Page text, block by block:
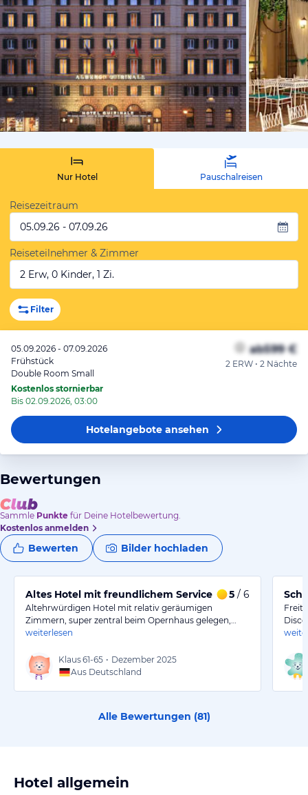
von
Nur Hotel Pauschalreisen
Reisezeitraum
05.09.26 - 07.09.26
Reiseteilnehmer & Zimmer
2 Erw, 0 Kinder, 1 Zi.
Filter
05.09.2026 - 07.09.2026
Frühstück
Double Room Small
Kostenlos stornierbar
Bis 02.09.2026, 03:00
ab599 €
2 ERW • 2 Nächte
Hotelangeboteansehen
Bewertungen
Sammle Punkte für Deine Hotelbewertung.
Kostenlos anmelden
Bewerten Bilder hochladen
Altes Hotel mit freundlichem Service und gutem
5 / 6
Altehrwürdigen Hotel mit relativ geräumigen
Zimmern, super zentral beim Opernhaus gelegen,…
weiterlesen
Klaus61-65 • Dezember 2025
Aus Deutschland
Alle Bewertungen (81)
Hotel allgemein